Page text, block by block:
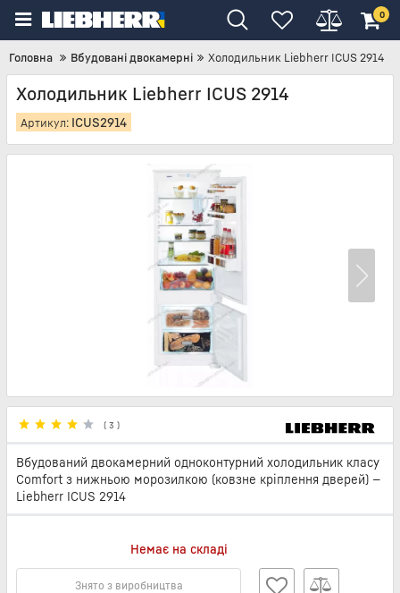
0
Головна Вбудовані двокамерні Холодильник Liebherr ICUS 2914
Холодильник Liebherr ICUS 2914
Артикул: ICUS2914
( 3 )
Вбудований двокамерний одноконтурний холодильник класу
Comfort з нижньою морозилкою (ковзне кріплення дверей) —
Liebherr ICUS 2914
Немає на складі
Знято з виробництва